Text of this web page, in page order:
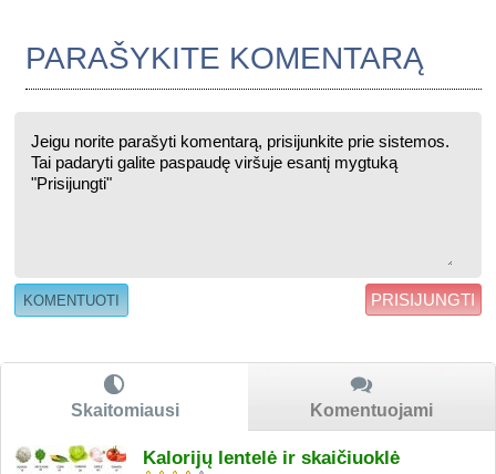
PARAŠYKITE KOMENTARĄ
PRISIJUNGTI
Skaitomiausi Komentuojami
Kalorijų lentelė ir skaičiuoklė